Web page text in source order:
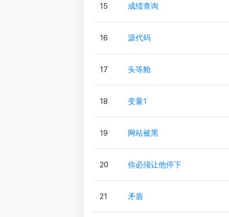
15 成绩查询
16 源代码
17 头等舱
18 变量1
19 网站被黑
20 你必须让他停下
21 矛盾